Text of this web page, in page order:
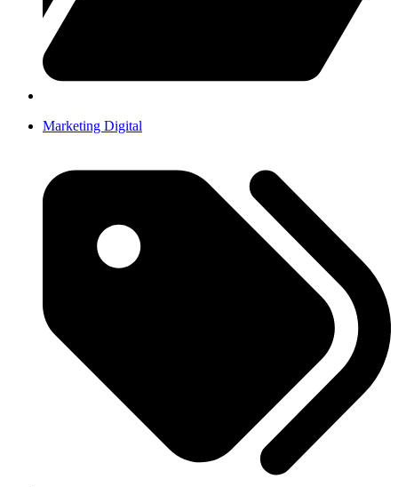
Marketing Digital